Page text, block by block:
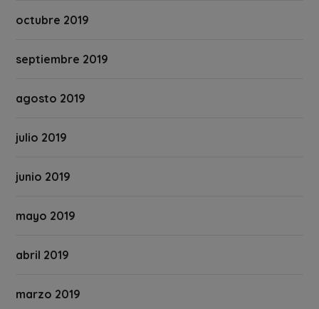
octubre 2019
septiembre 2019
agosto 2019
julio 2019
junio 2019
mayo 2019
abril 2019
marzo 2019